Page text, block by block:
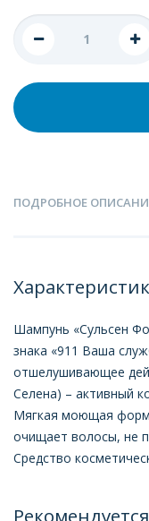
ПОДРОБНОЕ
Шампунь «Сульсен
знака «911 Ваша
отшелушивающее
Селена) – активный
Мягкая моющая
очищает волосы, не
Средство
Рекомендуется